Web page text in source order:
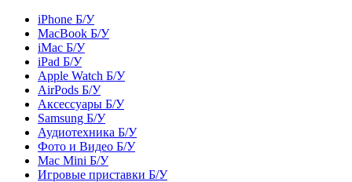
iPhone Б/У
MacBook Б/У
iMac Б/У
iPad Б/У
Apple Watch Б/У
AirPods Б/У
Аксессуары Б/У
Samsung Б/У
Аудиотехника Б/У
Фото и Видео Б/У
Mac Mini Б/У
Игровые приставки Б/У